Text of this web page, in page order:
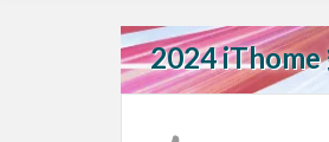
2024 iThome